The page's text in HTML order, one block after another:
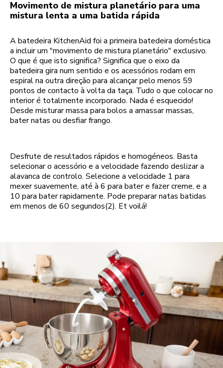
Movimento de mistura planetário para uma
mistura lenta a uma batida rápida
A batedeira KitchenAid foi a primeira batedeira doméstica
a incluir um "movimento de mistura planetário" exclusivo.
O que é que isto significa? Significa que o eixo da
batedeira gira num sentido e os acessórios rodam em
espiral na outra direção para alcançar pelo menos 59
pontos de contacto à volta da taça. Tudo o que colocar no
interior é totalmente incorporado. Nada é esquecido!
Desde misturar massa para bolos a amassar massas,
bater natas ou desfiar frango.
Desfrute de resultados rápidos e homogéneos. Basta
selecionar o acessório e a velocidade fazendo deslizar a
alavanca de controlo. Selecione a velocidade 1 para
mexer suavemente, até à 6 para bater e fazer creme, e a
10 para bater rapidamente. Pode preparar natas batidas
em menos de 60 segundos(2). Et voilá!